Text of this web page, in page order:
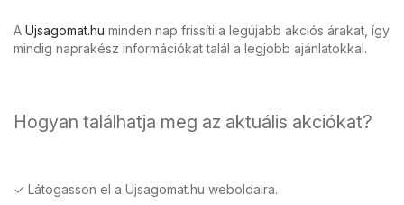
A Ujsagomat.hu minden nap frissíti a legújabb akciós árakat, így
mindig naprakész információkat talál a legjobb ajánlatokkal.
Hogyan találhatja meg az aktuális akciókat?
✓ Látogasson el a Ujsagomat.hu weboldalra.